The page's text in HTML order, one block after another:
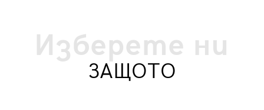
Изберете ни
ЗАЩОТО